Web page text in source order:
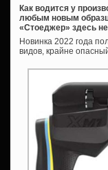
Как водится у
любым новым
«Стоеджер» здесь
Новинка 2022 года
видов, крайне